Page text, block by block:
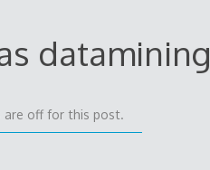
datamining
are off for this post.